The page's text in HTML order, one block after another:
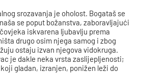
srozavanja je oholost. Bogataš se
se poput božanstva, zaboravljajući
iskvarena ljubavlju prema
drugo osim njega samog i zbog
ostaju izvan njegova vidokruga.
je dakle neka vrsta zaslijepljenosti;
gladan, izranjen, ponižen leži do